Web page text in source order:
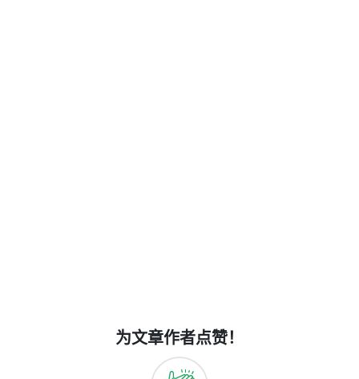
为文章作者点赞！